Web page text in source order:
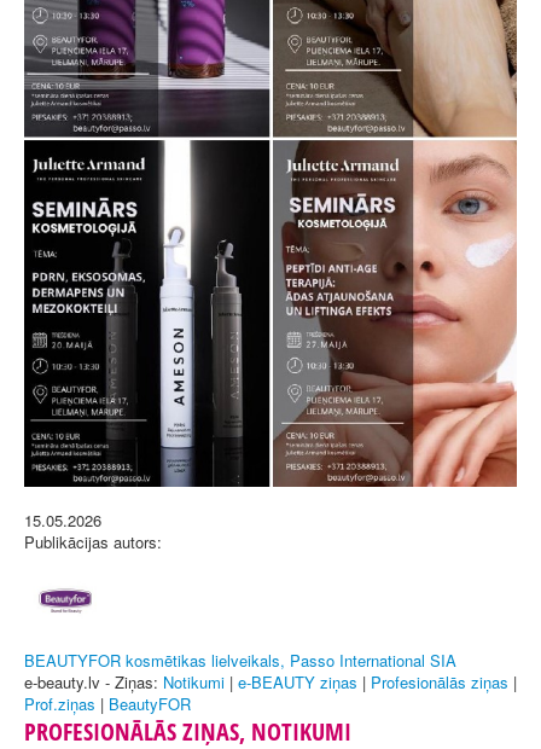
15.05.2026
Publikācijas autors:
BEAUTYFOR kosmētikas lielveikals, Passo International SIA
e-beauty.lv - Ziņas: Notikumi | e-BEAUTY ziņas | Profesionālās ziņas |
Prof.ziņas | BeautyFOR
PROFESIONĀLĀS ZIŅAS, NOTIKUMI